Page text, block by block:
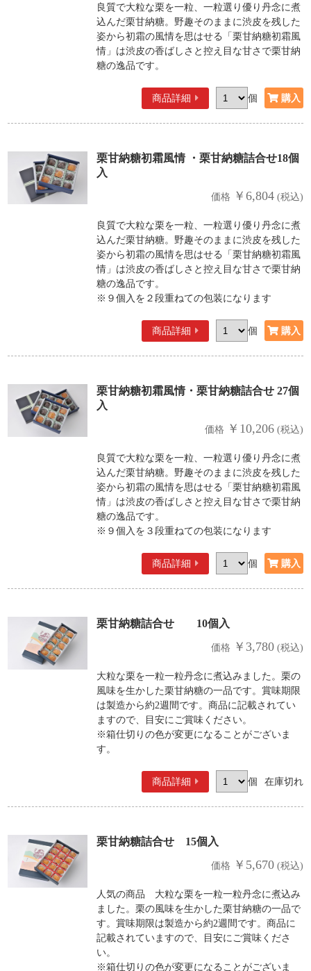
良質で大粒な栗を一粒、一粒選り優り丹念に煮
込んだ栗甘納糖。野趣そのままに渋皮を残した
姿から初霜の風情を思はせる「栗甘納糖初霜風
情」は渋皮の香ばしさと控え目な甘さで栗甘納
糖の逸品です。
商品詳細 個
栗甘納糖初霜風情 ・栗甘納糖詰合せ18個
入
価格 ￥6,804(税込)
良質で大粒な栗を一粒、一粒選り優り丹念に煮
込んだ栗甘納糖。野趣そのままに渋皮を残した
姿から初霜の風情を思はせる「栗甘納糖初霜風
情」は渋皮の香ばしさと控え目な甘さで栗甘納
糖の逸品です。
※９個入を２段重ねての包装になります
商品詳細 個
栗甘納糖初霜風情・栗甘納糖詰合せ 27個
入
価格 ￥10,206(税込)
良質で大粒な栗を一粒、一粒選り優り丹念に煮
込んだ栗甘納糖。野趣そのままに渋皮を残した
姿から初霜の風情を思はせる「栗甘納糖初霜風
情」は渋皮の香ばしさと控え目な甘さで栗甘納
糖の逸品です。
※９個入を３段重ねての包装になります
商品詳細 個
栗甘納糖詰合せ 10個入
価格 ￥3,780(税込)
大粒な栗を一粒一粒丹念に煮込みました。栗の
風味を生かした栗甘納糖の一品です。賞味期限
は製造から約2週間です。商品に記載されてい
ますので、目安にご賞味ください。
※箱仕切りの色が変更になることがございま
す。
商品詳細 個 在庫切れ
栗甘納糖詰合せ 15個入
価格 ￥5,670(税込)
人気の商品 大粒な栗を一粒一粒丹念に煮込み
ました。栗の風味を生かした栗甘納糖の一品で
す。賞味期限は製造から約2週間です。商品に
記載されていますので、目安にご賞味くださ
い。
※箱仕切りの色が変更になることがございま